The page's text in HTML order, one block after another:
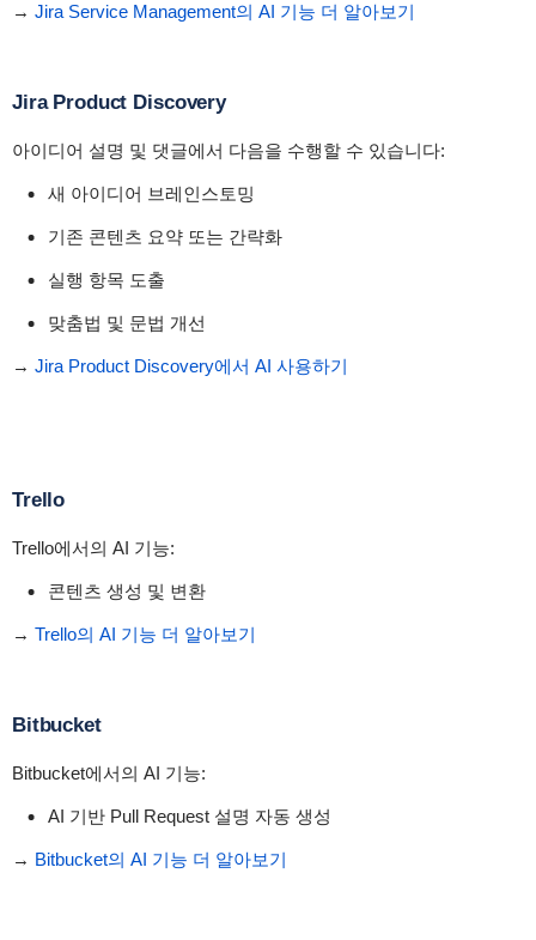
→ Jira Service Management의 AI 기능 더 알아보기
Jira Product Discovery
아이디어 설명 및 댓글에서 다음을 수행할 수 있습니다:
새 아이디어 브레인스토밍
기존 콘텐츠 요약 또는 간략화
실행 항목 도출
맞춤법 및 문법 개선
→ Jira Product Discovery에서 AI 사용하기
Trello
Trello에서의 AI 기능:
콘텐츠 생성 및 변환
→ Trello의 AI 기능 더 알아보기
Bitbucket
Bitbucket에서의 AI 기능:
AI 기반 Pull Request 설명 자동 생성
→ Bitbucket의 AI 기능 더 알아보기